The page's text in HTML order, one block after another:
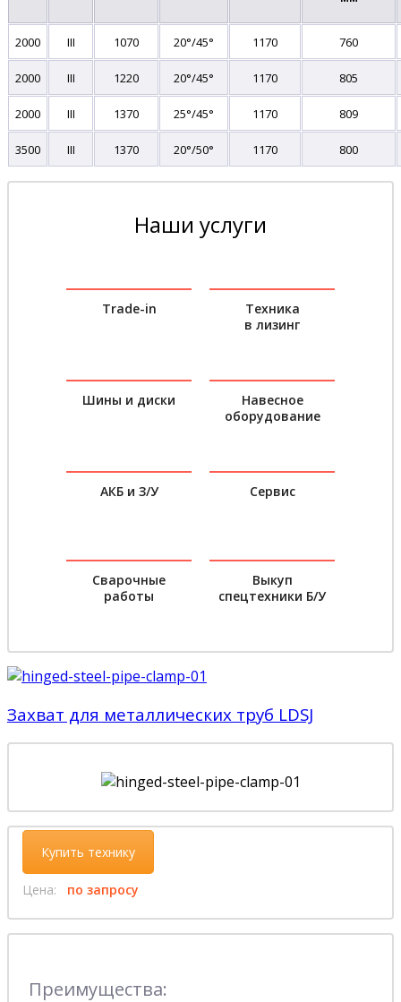
2000 III 1070 20°/45° 1170 760
2000 III 1220 20°/45° 1170 805
2000 III 1370 25°/45° 1170 809
3500 III 1370 20°/50° 1170 800
Наши услуги
Trade-in
Техника
в лизинг
Шины и диски
Навесное
оборудование
АКБ и З/У Сервис
Сварочные
работы
Выкуп
спецтехники Б/У
Захват для металлических труб LDSJ
Купить технику
Цена: по запросу
Преимущества: